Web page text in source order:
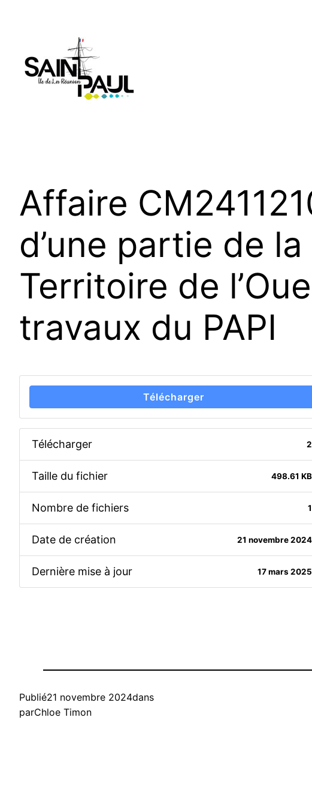
Affaire
d’une partie de
Territoire de
travaux du PAPI
Télécharger
Télécharger 2
Taille du fichier 498.61 KB
Nombre de fichiers 1
Date de création 21 novembre 2024
Dernière mise à jour 17 mars 2025
Publié21 novembre 2024dans
parChloe Timon